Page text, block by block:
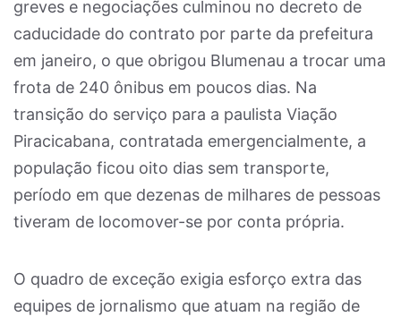
greves e negociações culminou no decreto de
caducidade do contrato por parte da prefeitura
em janeiro, o que obrigou Blumenau a trocar uma
frota de 240 ônibus em poucos dias. Na
transição do serviço para a paulista Viação
Piracicabana, contratada emergencialmente, a
população ficou oito dias sem transporte,
período em que dezenas de milhares de pessoas
tiveram de locomover-se por conta própria.
O quadro de exceção exigia esforço extra das
equipes de jornalismo que atuam na região de